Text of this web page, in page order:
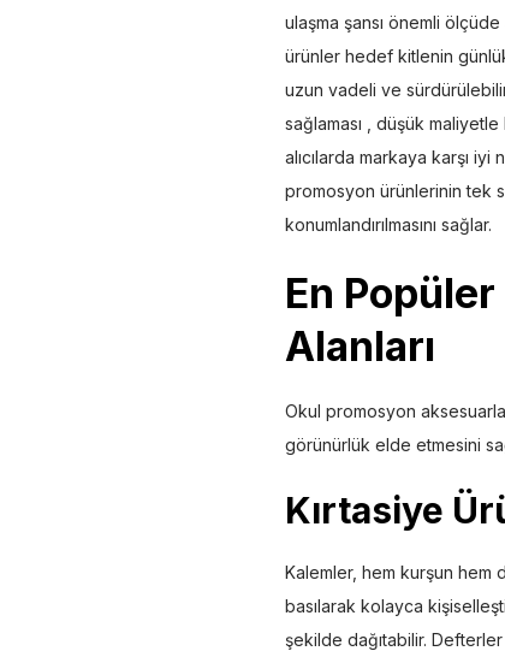
ulaşma şansı önemli
ürünler hedef kitlenin
uzun vadeli ve sürdürülebilir
sağlaması , düşük
alıcılarda markaya karşı
promosyon ürünlerinin tek
konumlandırılmasını sağlar.
En
Alanları
Okul promosyon
görünürlük elde etmesini
Kırtasiye
Kalemler, hem kurşun hem
basılarak kolayca
şekilde dağıtabilir. Defterler